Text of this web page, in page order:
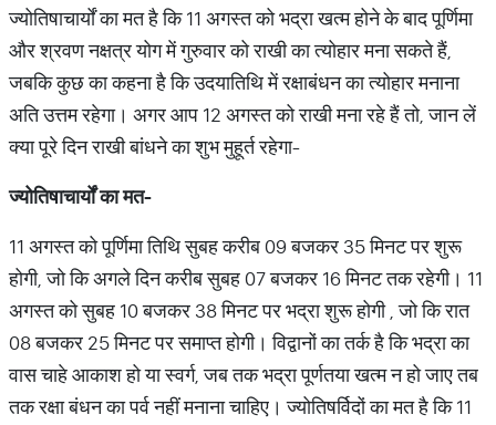
ज्योतिषाचार्यों का मत है कि 11 अगस्त को भद्रा खत्म होने के बाद पूर्णिमा
और श्रवण नक्षत्र योग में गुरुवार को राखी का त्योहार मना सकते हैं,
जबकि कुछ का कहना है कि उदयातिथि में रक्षाबंधन का त्योहार मनाना
अति उत्तम रहेगा। अगर आप 12 अगस्त को राखी मना रहे हैं तो, जान लें
क्या पूरे दिन राखी बांधने का शुभ मुहूर्त रहेगा-
ज्योतिषाचार्यों का मत-
11 अगस्त को पूर्णिमा तिथि सुबह करीब 09 बजकर 35 मिनट पर शुरू
होगी, जो कि अगले दिन करीब सुबह 07 बजकर 16 मिनट तक रहेगी। 11
अगस्त को सुबह 10 बजकर 38 मिनट पर भद्रा शुरू होगी , जो कि रात
08 बजकर 25 मिनट पर समाप्त होगी। विद्वानों का तर्क है कि भद्रा का
वास चाहे आकाश हो या स्वर्ग, जब तक भद्रा पूर्णतया खत्म न हो जाए तब
तक रक्षा बंधन का पर्व नहीं मनाना चाहिए। ज्योतिषर्विदों का मत है कि 11